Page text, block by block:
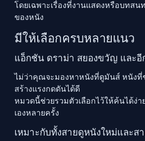
โดยเฉพาะเรื่องที่งานแสดงหรือบทส
ของหนัง
มีให้เลือกครบหลายแนว
แอ็กชัน ดราม่า สยองขวัญ และอี
ไม่ว่าคุณจะมองหาหนังที่ดูมันส์ หนัง
สร้างแรงกดดันได้ดี
หมวดนี้ช่วยรวมตัวเลือกไว้ให้ค้นได้ง่า
เองหลายครั้ง
เหมาะกับทั้งสายดูหนังใหม่และสา